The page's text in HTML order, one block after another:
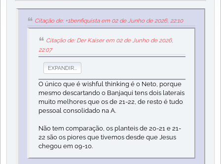
Citação de: +1benfiquista em 02 de Junho de 2026, 22:10
Citação de: Der Kaiser em 02 de Junho de 2026,
22:07
EXPANDIR...
O único que é wishful thinking é o Neto, porque
mesmo descartando o Banjaqui tens dois laterais
muito melhores que os de 21-22, de resto é tudo
pessoal consolidado na A.
Não tem comparação, os planteis de 20-21 e 21-
22 são os piores que tivemos desde que Jesus
chegou em 09-10.